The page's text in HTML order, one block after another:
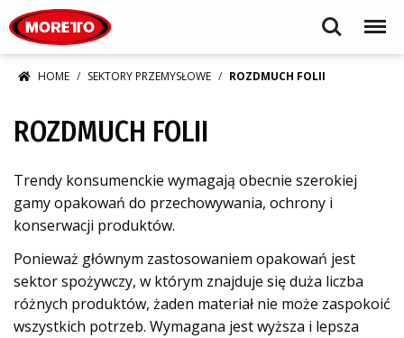
Search Menu
HOME SEKTORY PRZEMYSŁOWE ROZDMUCH FOLII
ROZDMUCH FOLII
Trendy konsumenckie wymagają obecnie szerokiej
gamy opakowań do przechowywania, ochrony i
konserwacji produktów.
Ponieważ głównym zastosowaniem opakowań jest
sektor spożywczy, w którym znajduje się duża liczba
różnych produktów, żaden materiał nie może zaspokoić
wszystkich potrzeb. Wymagana jest wyższa i lepsza